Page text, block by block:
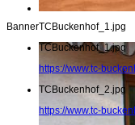
TCBuckenhof_1.jpg
Banner
TCBuckenhof_1.jpg
https://www.tc-
TCBuckenhof_2.jpg
https://www.tc-